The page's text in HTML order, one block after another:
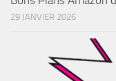
29 JANVIER 2026